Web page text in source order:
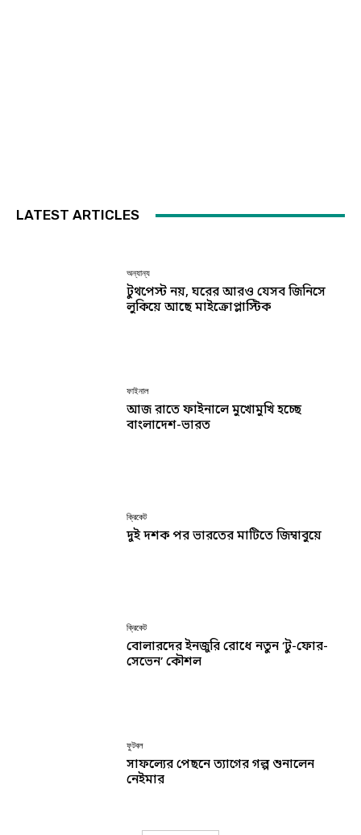
LATEST ARTICLES
অন্যান্য
টুথপেস্ট নয়, ঘরের আরও যেসব জিনিসে
লুকিয়ে আছে মাইক্রোপ্লাস্টিক
ফাইনাল
আজ রাতে ফাইনালে মুখোমুখি হচ্ছে
বাংলাদেশ-ভারত
ক্রিকেট
দুই দশক পর ভারতের মাটিতে জিম্বাবুয়ে
ক্রিকেট
বোলারদের ইনজুরি রোধে নতুন ‘টু-ফোর-
সেভেন’ কৌশল
ফুটবল
সাফল্যের পেছনে ত্যাগের গল্প শুনালেন
নেইমার